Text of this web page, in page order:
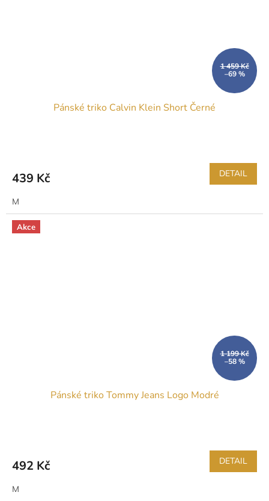
1 459 Kč
–69 %
Pánské triko Calvin Klein Short Černé
439 Kč DETAIL
M
Akce
1 199 Kč
–58 %
Pánské triko Tommy Jeans Logo Modré
492 Kč DETAIL
M